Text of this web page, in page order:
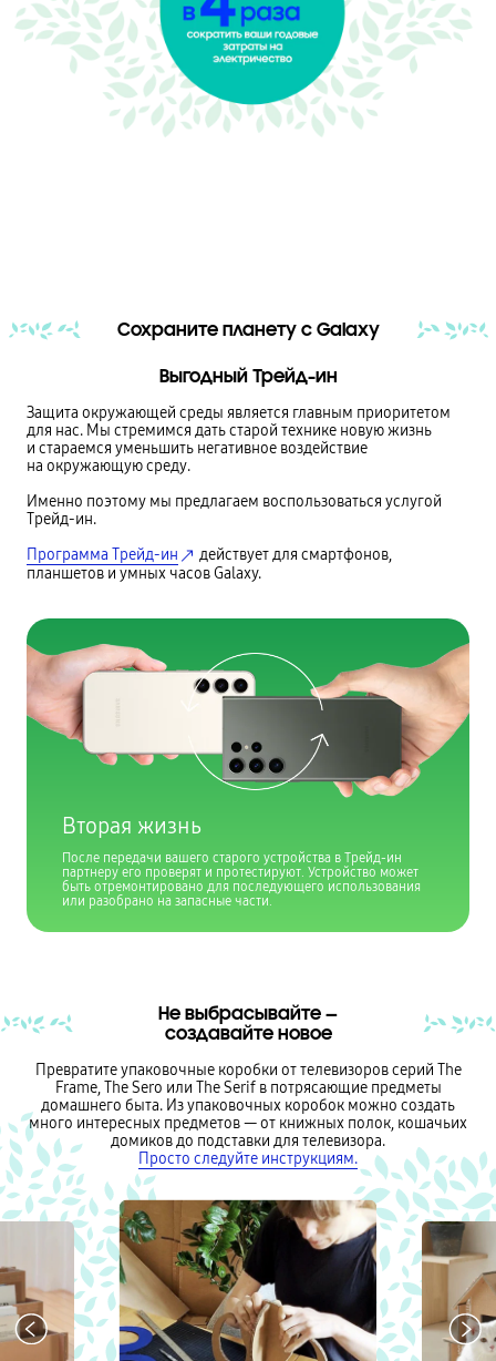
Сохраните планету с Galaxy
Выгодный Трейд-ин
Защита окружающей среды является главным приоритетом
для нас. Мы стремимся дать старой технике новую жизнь
и стараемся уменьшить негативное воздействие
на окружающую среду.
Именно поэтому мы предлагаем воспользоваться услугой
Трейд-ин.
Программа Трейд-ин
действует для смартфонов,
планшетов и умных часов Galaxy.
Вторая жизнь
После передачи вашего старого устройства в Трейд-ин
партнеру его проверят и протестируют. Устройство может
быть отремонтировано для последующего использования
или разобрано на запасные части.
Не выбрасывайте —
создавайте новое
Превратите упаковочные коробки от телевизоров серий The
Frame, The Sero или The Serif в потрясающие предметы
домашнего быта. Из упаковочных коробок можно создать
много интересных предметов — от книжных полок, кошачьих
домиков до подставки для телевизора.
Просто следуйте инструкциям.